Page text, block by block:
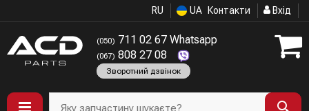
RU UA Контакти Вхід
(050) 711 02 67 Whatsapp
(067) 808 27 08
Зворотний дзвінок
Яку запчастину шукаєте?